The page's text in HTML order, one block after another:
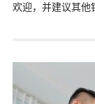
欢迎，并建议其他